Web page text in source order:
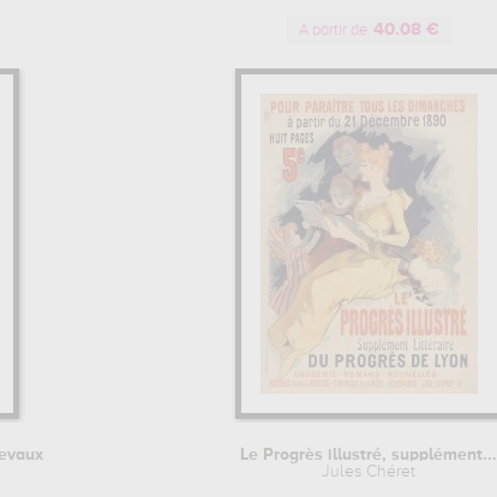
A partir de 40.08 €
Le Progrès illustré, supplément...
Jules Chéret